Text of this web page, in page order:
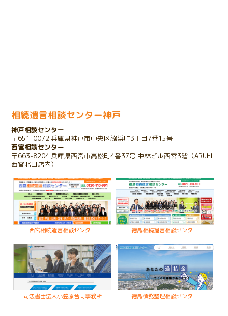
2023.10.25
存在を知らない相続人が発覚したケース
子のいない夫婦が配偶者のみに財産を残すケース
2020.02.19
亡くなった父名義の不動産が不明なケース
相続遺言相談センター神戸
神戸相談センター
〒651-0072 兵庫県神戸市中央区脇浜町3丁目7番15号
西宮相談センター
〒663-8204 兵庫県西宮市高松町4番37号 中林ビル西宮3階（ARUHI
西宮北口店内）
西宮相続遺言相談センター 徳島相続遺言相談センター
司法書士法人小笠原合同事務所 徳島債務整理相談センター